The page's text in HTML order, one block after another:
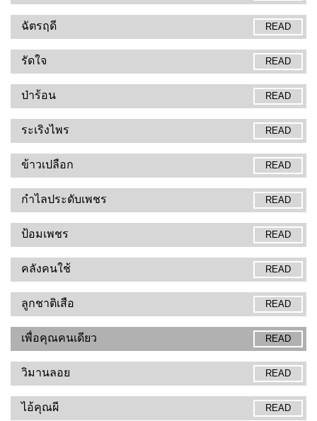
READ
ฉัตรฤดี
READ
รัดใจ
READ
ป่าร้อน
READ
ระเริงไพร
READ
ข้าวเปลือก
READ
กำไลประดับเพชร
READ
ป้อมเพชร
READ
คลังคนใช้
READ
ลูกชาติเสือ
READ
เพื่อคุณคนเดียว
READ
วิมานลอย
READ
ไอ้คุณผี